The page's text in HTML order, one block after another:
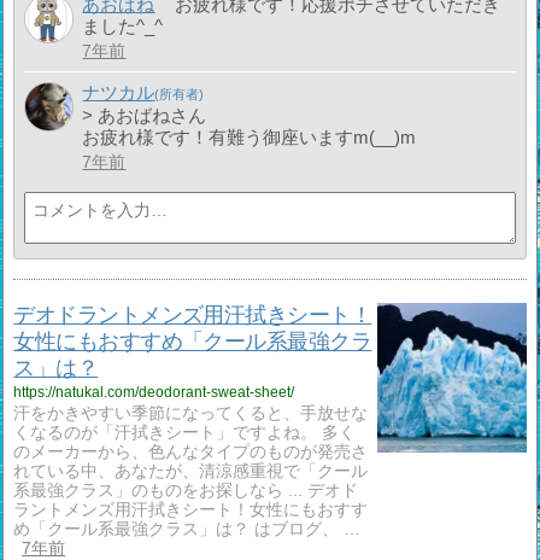
あおばね
お疲れ様です！応援ポチさせていただき
ました^_^
7年前
ナツカル
> あおばねさん
お疲れ様です！有難う御座いますm(__)m
7年前
デオドラントメンズ用汗拭きシート！
女性にもおすすめ「クール系最強クラ
ス」は？
https://natukal.com/deodorant-sweat-sheet/
汗をかきやすい季節になってくると、手放せな
くなるのが「汗拭きシート」ですよね。 多く
のメーカーから、色んなタイプのものが発売さ
れている中、あなたが、清涼感重視で「クール
系最強クラス」のものをお探しなら ... デオド
ラントメンズ用汗拭きシート！女性にもおすす
め「クール系最強クラス」は？ はブログ、 …
7年前